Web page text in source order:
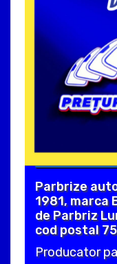
Parbrize
1981, marca
de Parbriz
cod postal
Producator